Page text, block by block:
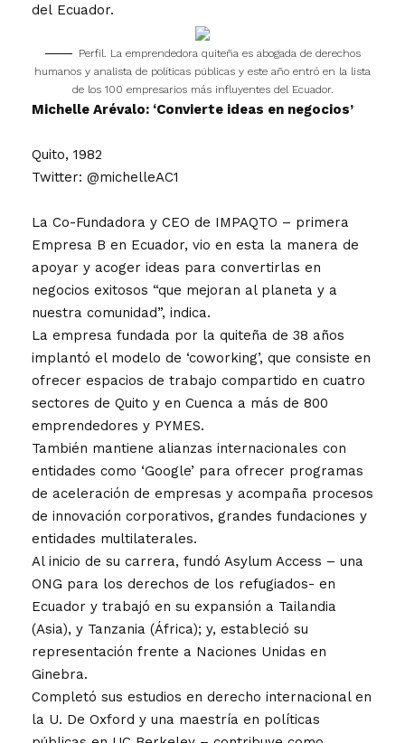
del Ecuador.
Perfil. La emprendedora quiteña es abogada de derechos
humanos y analista de políticas públicas y este año entró en la lista
de los 100 empresarios más influyentes del Ecuador.
Michelle Arévalo: ‘Convierte ideas en negocios’
Quito, 1982
Twitter: @michelleAC1
La Co-Fundadora y CEO de IMPAQTO – primera
Empresa B en Ecuador, vio en esta la manera de
apoyar y acoger ideas para convertirlas en
negocios exitosos “que mejoran al planeta y a
nuestra comunidad”, indica.
La empresa fundada por la quiteña de 38 años
implantó el modelo de ‘coworking’, que consiste en
ofrecer espacios de trabajo compartido en cuatro
sectores de Quito y en Cuenca a más de 800
emprendedores y PYMES.
También mantiene alianzas internacionales con
entidades como ‘Google’ para ofrecer programas
de aceleración de empresas y acompaña procesos
de innovación corporativos, grandes fundaciones y
entidades multilaterales.
Al inicio de su carrera, fundó Asylum Access – una
ONG para los derechos de los refugiados- en
Ecuador y trabajó en su expansión a Tailandia
(Asia), y Tanzania (África); y, estableció su
representación frente a Naciones Unidas en
Ginebra.
Completó sus estudios en derecho internacional en
la U. De Oxford y una maestría en políticas